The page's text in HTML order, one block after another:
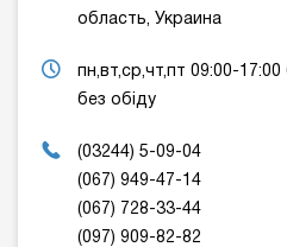
область, Украина
пн,вт,ср,чт,пт 09:00-
без обіду
(03244) 5-09-04
(067) 949-47-14
(067) 728-33-44
(097) 909-82-82